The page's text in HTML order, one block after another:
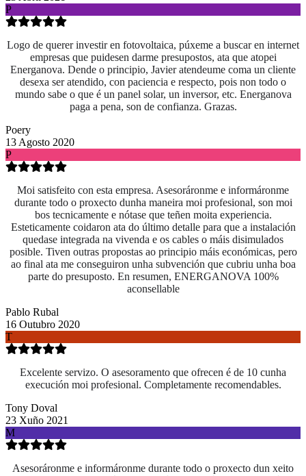
P
Logo de querer investir en fotovoltaica, púxeme a buscar en internet
empresas que puidesen darme presupostos, ata que atopei
Energanova. Dende o principio, Javier atendeume coma un cliente
desexa ser atendido, con paciencia e respecto, pois non todo o
mundo sabe o que é un panel solar, un inversor, etc. Energanova
paga a pena, son de confianza. Grazas.
Poery
13 Agosto 2020
P
Moi satisfeito con esta empresa. Asesoráronme e informáronme
durante todo o proxecto dunha maneira moi profesional, son moi
bos tecnicamente e nótase que teñen moita experiencia.
Esteticamente coidaron ata do último detalle para que a instalación
quedase integrada na vivenda e os cables o máis disimulados
posible. Tiven outras propostas ao principio máis económicas, pero
ao final ata me conseguiron unha subvención que cubriu unha boa
parte do presuposto. En resumen, ENERGANOVA 100%
aconsellable
Pablo Rubal
16 Outubro 2020
T
Excelente servizo. O asesoramento que ofrecen é de 10 cunha
execución moi profesional. Completamente recomendables.
Tony Doval
23 Xuño 2021
M
Asesoráronme e informáronme durante todo o proxecto dun xeito